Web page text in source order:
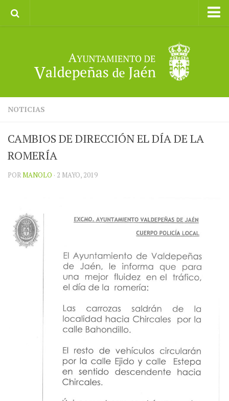
II CXM ROMPEALBARCAS 2023
NOTICIAS
CAMBIOS DE DIRECCIÓN EL DÍA DE LA
ROMERÍA
PORMANOLO · 2 MAYO, 2019